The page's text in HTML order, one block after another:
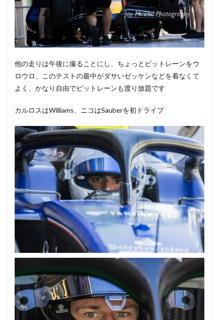
他の走りは午後に撮ることにし、ちょっとピットレーンをウ
ロウロ、このテストの最中がダサいゼッケンなどを着なくて
よく、かなり自由でピットレーンも渡り放題です
カルロスはWilliams、ニコはSauberを初ドライブ